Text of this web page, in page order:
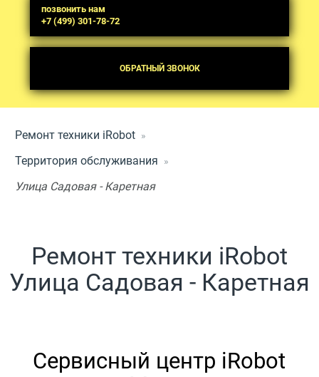
позвонить нам
+7 (499) 301-78-72
ОБРАТНЫЙ ЗВОНОК
Ремонт техники iRobot
Территория обслуживания
Улица Садовая - Каретная
Ремонт техники iRobot
Улица Садовая - Каретная
Сервисный центр iRobot